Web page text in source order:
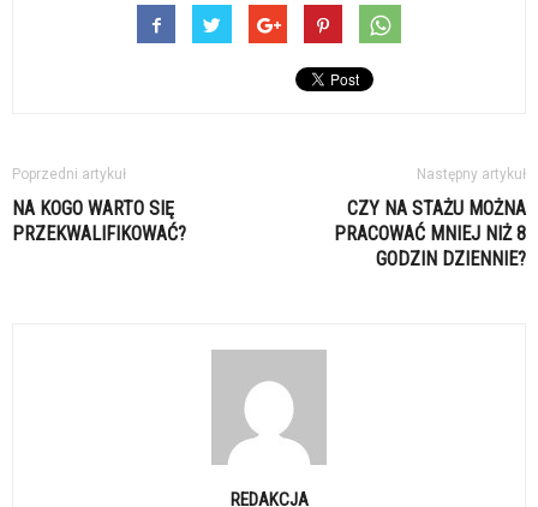
Poprzedni artykuł
NA KOGO WARTO SIĘ
PRZEKWALIFIKOWAĆ?
Następny artykuł
CZY NA STAŻU MOŻNA
PRACOWAĆ MNIEJ NIŻ 8
GODZIN DZIENNIE?
REDAKCJA